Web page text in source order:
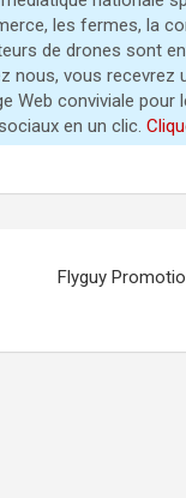
les fermes, la
de drones sont
nous, vous recevrez
Web conviviale pour
en un clic.
Flyguy